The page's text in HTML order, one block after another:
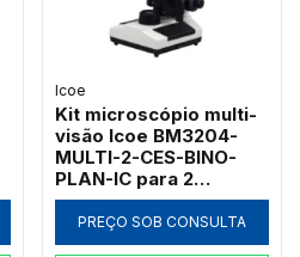
Icoe
Kit microscópio multi-
visão Icoe BM3204-
MULTI-2-CES-BINO-
PLAN-IC para 2
observadores com
campo escuro a seco e
objetivas
PREÇO SOB CONSULTA